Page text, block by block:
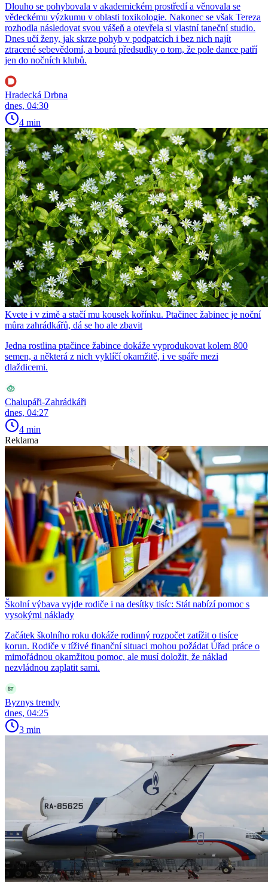
Dlouho se pohybovala v akademickém prostředí a věnovala se
vědeckému výzkumu v oblasti toxikologie. Nakonec se však Tereza
rozhodla následovat svou vášeň a otevřela si vlastní taneční studio.
Dnes učí ženy, jak skrze pohyb v podpatcích i bez nich najít
ztracené sebevědomí, a bourá předsudky o tom, že pole dance patří
jen do nočních klubů.
Hradecká Drbna
dnes, 04:30
4 min
Kvete i v zimě a stačí mu kousek kořínku. Ptačinec žabinec je noční
můra zahrádkářů, dá se ho ale zbavit
Jedna rostlina ptačince žabince dokáže vyprodukovat kolem 800
semen, a některá z nich vyklíčí okamžitě, i ve spáře mezi
dlaždicemi.
Chalupáři-Zahrádkáři
dnes, 04:27
4 min
Reklama
Školní výbava vyjde rodiče i na desítky tisíc: Stát nabízí pomoc s
vysokými náklady
Začátek školního roku dokáže rodinný rozpočet zatížit o tisíce
korun. Rodiče v tíživé finanční situaci mohou požádat Úřad práce o
mimořádnou okamžitou pomoc, ale musí doložit, že náklad
nezvládnou zaplatit sami.
Byznys trendy
dnes, 04:25
3 min